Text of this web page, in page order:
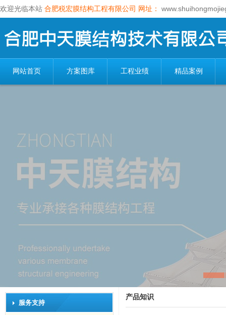
欢迎光临本站 合肥税宏膜结构工程有限公司 网址：
网站首页 方案图库 工程业绩 精品案例
服务支持
产品知识